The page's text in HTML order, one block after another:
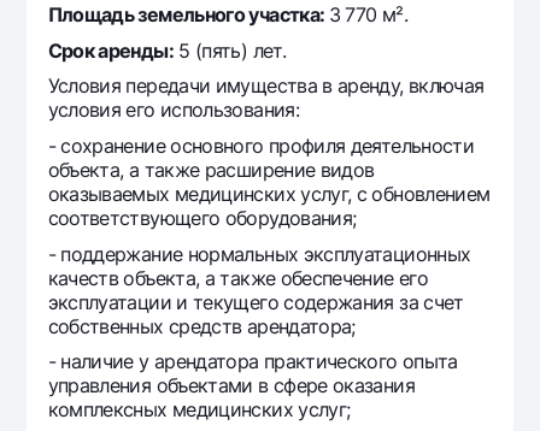
Найти
Полезные ссылки
Часто задаваемые вопросы
Пресс-центр
Офисы и банкоматы
Согласие на обработку персональных данных
Следите за нами в соцсетях
+998 78 148-00-101344
Площадь земельного участка: 3 770 м².
Срок аренды:5 (пять) лет.
Условия передачи имущества в аренду, включая
условия его использования:
- сохранение основного профиля деятельности
объекта, а также расширение видов
оказываемых медицинских услуг, с обновлением
соответствующего оборудования;
- поддержание нормальных эксплуатационных
качеств объекта, а также обеспечение его
эксплуатации и текущего содержания за счет
собственных средств арендатора;
- наличие у арендатора практического опыта
управления объектами в сфере оказания
комплексных медицинских услуг;